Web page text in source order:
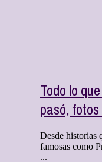
Todo lo
pasó,
Desde historias
famosas como
...